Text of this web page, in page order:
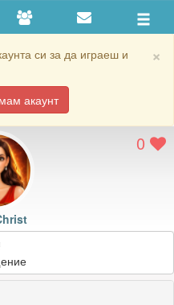
×
си за да играеш и
акаунт
0